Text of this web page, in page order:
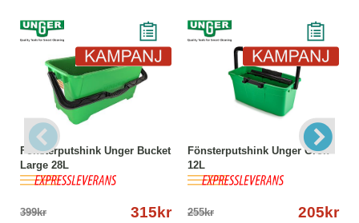
Fönsterputshink Unger Bucket
Large 28L
399kr 315kr
Fönsterputshink Unger Grön
12L
255kr 205kr